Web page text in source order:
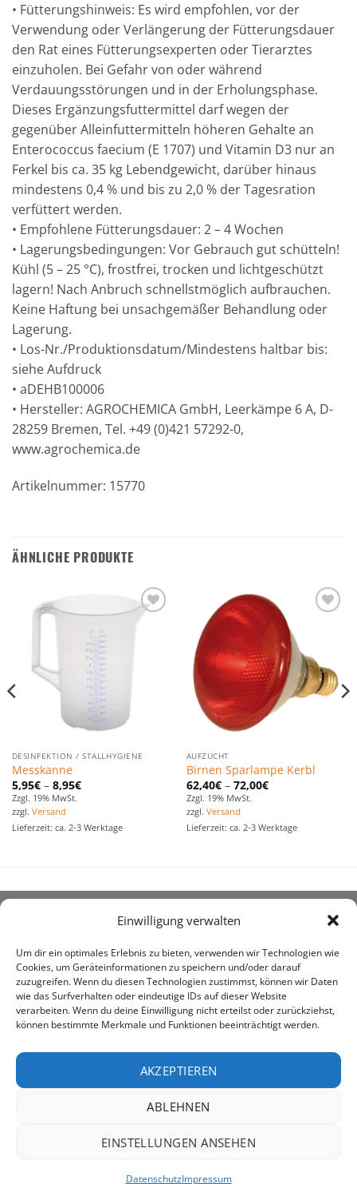
Einwilligung verwalten
Um dir ein optimales Erlebnis zu bieten, verwenden wir Technologien wie
Cookies, um Geräteinformationen zu speichern und/oder darauf
zuzugreifen. Wenn du diesen Technologien zustimmst, können wir Daten
wie das Surfverhalten oder eindeutige IDs auf dieser Website
verarbeiten. Wenn du deine Einwilligung nicht erteilst oder zurückziehst,
können bestimmte Merkmale und Funktionen beeinträchtigt werden.
AKZEPTIEREN
ABLEHNEN
EINSTELLUNGEN ANSEHEN
DatenschutzImpressum
• Fütterungshinweis: Es wird empfohlen, vor der
Verwendung oder Verlängerung der Fütterungsdauer
den Rat eines Fütterungsexperten oder Tierarztes
einzuholen. Bei Gefahr von oder während
Verdauungsstörungen und in der Erholungsphase.
Dieses Ergänzungsfuttermittel darf wegen der
gegenüber Alleinfuttermitteln höheren Gehalte an
Enterococcus faecium (E 1707) und Vitamin D3 nur an
Ferkel bis ca. 35 kg Lebendgewicht, darüber hinaus
mindestens 0,4 % und bis zu 2,0 % der Tagesration
verfüttert werden.
• Empfohlene Fütterungsdauer: 2 – 4 Wochen
• Lagerungsbedingungen: Vor Gebrauch gut schütteln!
Kühl (5 – 25 °C), frostfrei, trocken und lichtgeschützt
lagern! Nach Anbruch schnellstmöglich aufbrauchen.
Keine Haftung bei unsachgemäßer Behandlung oder
Lagerung.
• Los-Nr./Produktionsdatum/Mindestens haltbar bis:
siehe Aufdruck
• aDEHB100006
• Hersteller: AGROCHEMICA GmbH, Leerkämpe 6 A, D-
28259 Bremen, Tel. +49 (0)421 57292-0,
www.agrochemica.de
Artikelnummer: 15770
ÄHNLICHE PRODUKTE
Zu den
DESINFEKTION / STALLHYGIENE
Messkanne
5,95€– 8,95€
Zzgl. 19% MwSt.
zzgl. Versand
Lieferzeit: ca. 2-3 Werktage
Favoriten
hinzufügen
AUFZUCHT
Birnen Sparlampe Kerbl
62,40€– 72,00€
Zzgl. 19% MwSt.
zzgl. Versand
Lieferzeit: ca. 2-3 Werktage
um den Kauf landwirtschaftlicher Bedarfsartikel geht.